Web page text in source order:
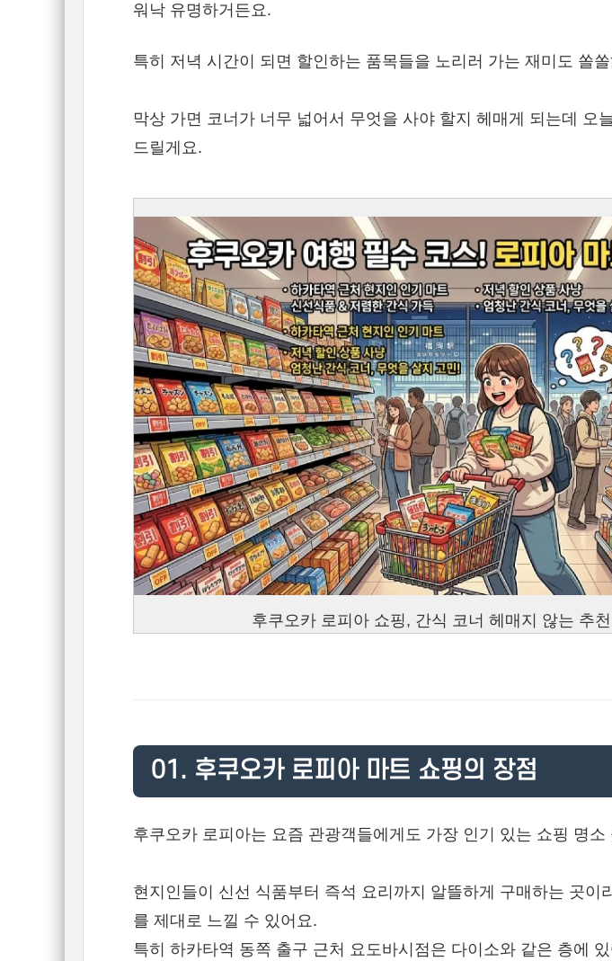
워낙 유명하거든요.
특히 저녁 시간이 되면 할인하는 품목들을 노리러 가는 재미도 쏠
막상 가면 코너가 너무 넓어서 무엇을 사야 할지 헤매게 되는데 오
드릴게요.
후쿠오카 로피아 쇼핑, 간식 코너 헤매지 않는 추천
01. 후쿠오카 로피아 마트 쇼핑의 장점
후쿠오카 로피아는 요즘 관광객들에게도 가장 인기 있는 쇼핑 명소
현지인들이 신선 식품부터 즉석 요리까지 알뜰하게 구매하는 곳이
를 제대로 느낄 수 있어요.
특히 하카타역 동쪽 출구 근처 요도바시점은 다이소와 같은 층에